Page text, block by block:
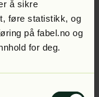
å sikre
føre statistikk, og
på fabel.no og
for deg.